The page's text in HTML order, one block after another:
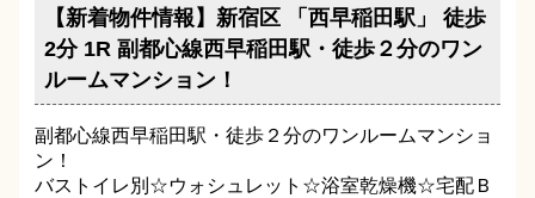
【新着物件情報】新宿区 「西早稲田駅」 徒歩
2分 1R 副都心線西早稲田駅・徒歩２分のワン
ルームマンション！
副都心線西早稲田駅・徒歩２分のワンルームマンショ
ン！
バストイレ別☆ウォシュレット☆浴室乾燥機☆宅配Ｂ